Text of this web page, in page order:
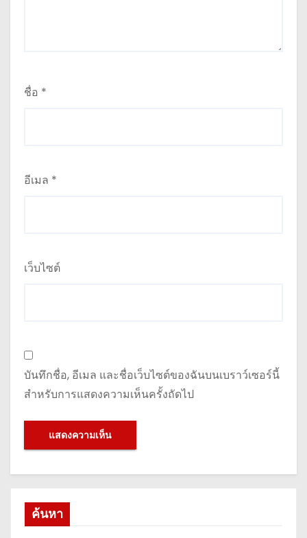
ชื่อ *
อีเมล *
เว็บไซต์
บันทึกชื่อ, อีเมล และชื่อเว็บไซต์ของฉันบนเบราว์เซอร์นี้
สำหรับการแสดงความเห็นครั้งถัดไป
ค้นหา